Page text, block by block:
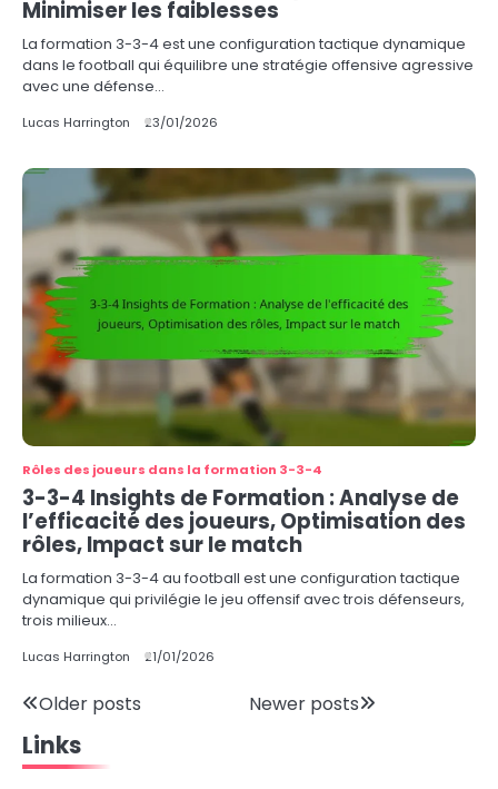
Minimiser les faiblesses
La formation 3-3-4 est une configuration tactique dynamique
dans le football qui équilibre une stratégie offensive agressive
avec une défense…
Lucas Harrington 23/01/2026
Rôles des joueurs dans la formation 3-3-4
3-3-4 Insights de Formation : Analyse de
l’efficacité des joueurs, Optimisation des
rôles, Impact sur le match
La formation 3-3-4 au football est une configuration tactique
dynamique qui privilégie le jeu offensif avec trois défenseurs,
trois milieux…
Lucas Harrington 21/01/2026
Posts
navigation
Older posts Newer posts
Links